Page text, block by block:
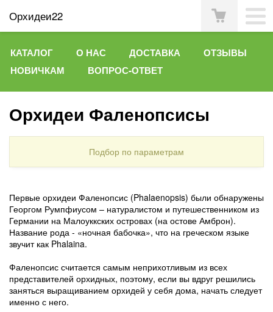
Орхидеи22
КАТАЛОГ О НАС ДОСТАВКА
ОТЗЫВЫ
НОВИЧКАМ
ВОПРОС-ОТВЕТ
Орхидеи Фаленопсисы
Подбор по параметрам
Первые орхидеи Фаленопсис (Phalaenopsis) были обнаружены
Георгом Румпфиусом – натуралистом и путешественником из
Германии на Малоуккских островах (на остове Амброн).
Название рода - «ночная бабочка», что на греческом языке
звучит как Phalaina.
Фаленопсис считается самым неприхотливым из всех
представителей орхидных, поэтому, если вы вдруг решились
заняться выращиванием орхидей у себя дома, начать следует
именно с него.